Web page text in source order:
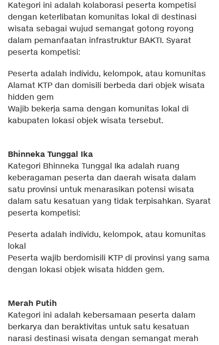
Kategori ini adalah kolaborasi peserta kompetisi
dengan keterlibatan komunitas lokal di destinasi
wisata sebagai wujud semangat gotong royong
dalam pemanfaatan infrastruktur BAKTI. Syarat
peserta kompetisi:
Peserta adalah individu, kelompok, atau komunitas
Alamat KTP dan domisili berbeda dari objek wisata
hidden gem
Wajib bekerja sama dengan komunitas lokal di
kabupaten lokasi objek wisata tersebut.
Bhinneka Tunggal Ika
Kategori Bhinneka Tunggal Ika adalah ruang
keberagaman peserta dan daerah wisata dalam
satu provinsi untuk menarasikan potensi wisata
dalam satu kesatuan yang tidak terpisahkan. Syarat
peserta kompetisi:
Peserta adalah individu, kelompok, atau komunitas
lokal
Peserta wajib berdomisili KTP di provinsi yang sama
dengan lokasi objek wisata hidden gem.
Merah Putih
Kategori ini adalah kebersamaan peserta dalam
berkarya dan beraktivitas untuk satu kesatuan
narasi destinasi wisata dengan semangat merah